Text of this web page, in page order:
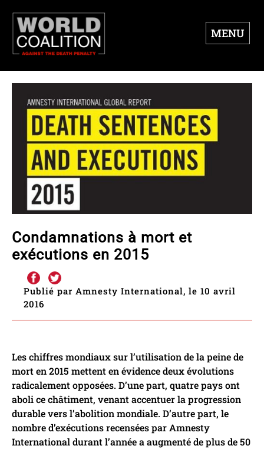
MENU
Condamnations à mort et
exécutions en 2015
Publié par Amnesty International, le 10 avril
2016
Les chiffres mondiaux sur l’utilisation de la peine de
mort en 2015 mettent en évidence deux évolutions
radicalement opposées. D’une part, quatre pays ont
aboli ce châtiment, venant accentuer la progression
durable vers l’abolition mondiale. D’autre part, le
nombre d’exécutions recensées par Amnesty
International durant l’année a augmenté de plus de 50